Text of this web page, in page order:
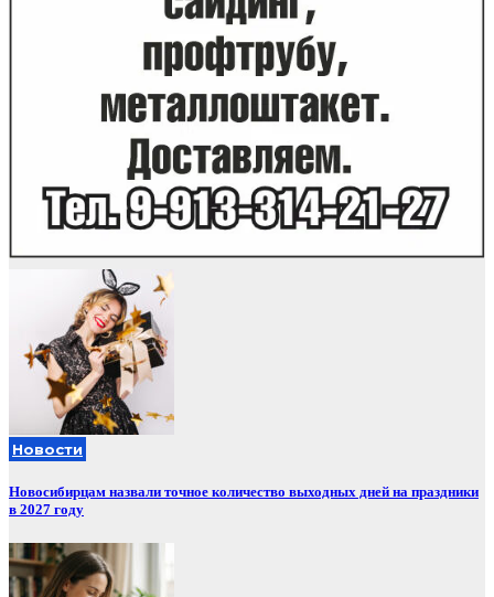
Новости
Новосибирцам назвали точное количество выходных дней на праздники
в 2027 году